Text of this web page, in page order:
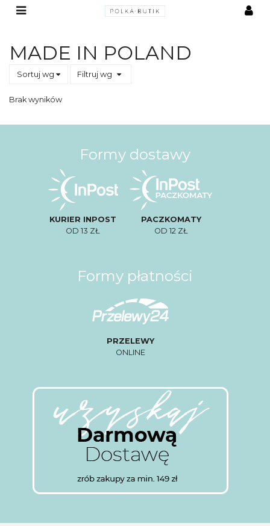
MADE IN POLAND
Sortuj wg Filtruj wg
Brak wyników
Formy dostawy
KURIER INPOST
OD 13 ZŁ
PACZKOMATY
OD 12 ZŁ
Formy płatności
PRZELEWY
ONLINE